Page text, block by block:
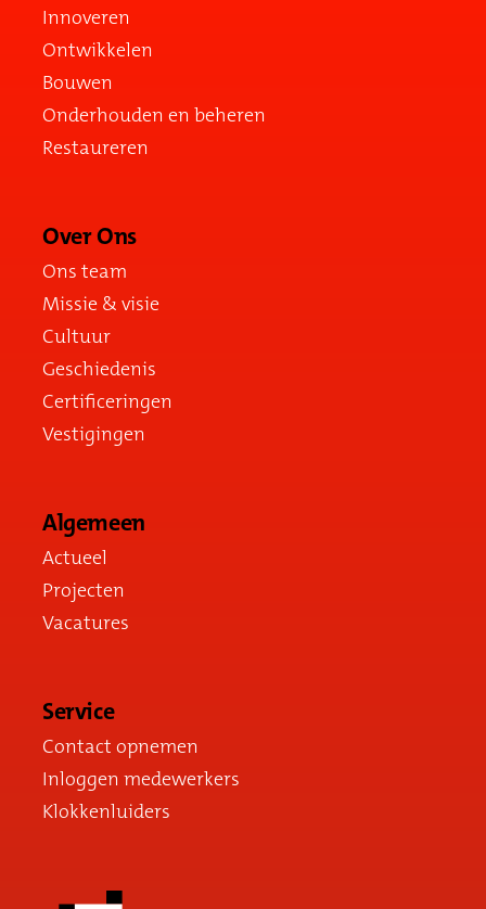
Innoveren
Ontwikkelen
Bouwen
Onderhouden en beheren
Restaureren
Over Ons
Ons team
Missie & visie
Cultuur
Geschiedenis
Certificeringen
Vestigingen
Algemeen
Actueel
Projecten
Vacatures
Service
Contact opnemen
Inloggen medewerkers
Klokkenluiders